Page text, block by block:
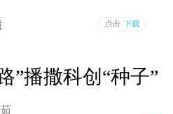
”播撒科创“种子”